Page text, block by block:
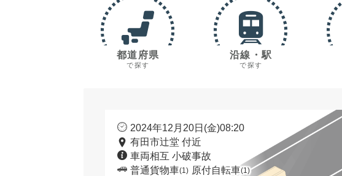
都道府県
で探す
沿線・駅
で探す
2024年12月20日(金)08:20
有田市辻堂 付近
車両相互 小破事故
普通貨物車(1) 原付自転車(1)